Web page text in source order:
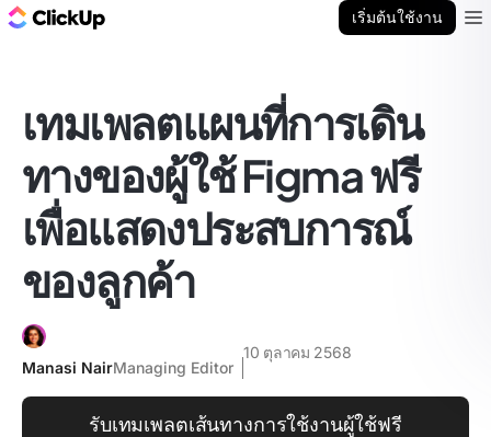
เริ่มต้นใช้งาน
เทมเพลตแผนที่การเดิน
ทางของผู้ใช้ Figma ฟรี
เพื่อแสดงประสบการณ์
ของลูกค้า
Manasi NairManaging Editor
10 ตุลาคม 2568
รับเทมเพลตเส้นทางการใช้งานผู้ใช้ฟรี